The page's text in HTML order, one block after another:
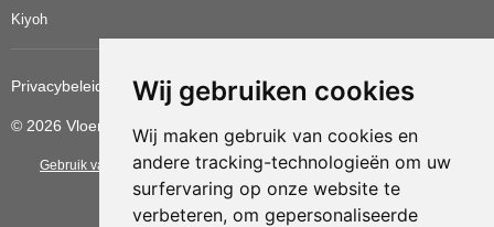
Wij gebruiken cookies
Wij maken gebruik van cookies en
andere tracking-technologieën om uw
surfervaring op onze website te
verbeteren, om gepersonaliseerde
Kiyoh
Privacybeleid Cookiebeleid Update cookies voorkeuren
© 2026 Vloerbedekkingvoordelig
Gebruik van deze site betekent dat u dealgemene voorwaarden van CBW
erkende woonwinkels accepteert.